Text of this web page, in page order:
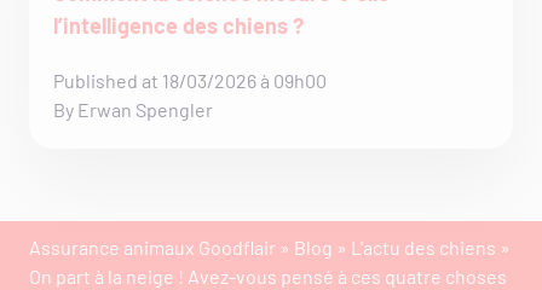
l’intelligence des chiens ?
Published at 18/03/2026 à 09h00
By Erwan Spengler
Assurance animaux Goodflair » Blog » L'actu des chiens »
On part à la neige ! Avez-vous pensé à ces quatre choses